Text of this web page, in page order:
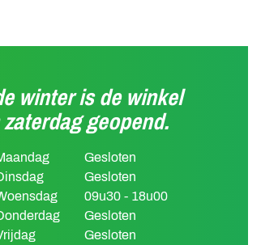
winter is de winkel
geopend.
Gesloten
Gesloten
09u30 - 18u00
Gesloten
Gesloten